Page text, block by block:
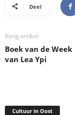
Deel
Vorig artikel
Boek van de Week
van Lea Ypi
Cultuur in Oost